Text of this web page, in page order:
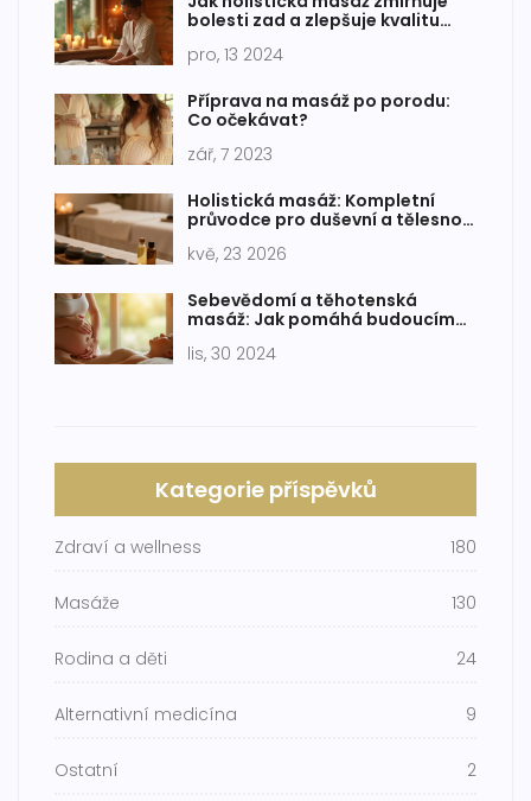
bolesti zad a zlepšuje kvalitu
pro, 13 2024
Příprava na masáž po porodu:
Co očekávat?
zář, 7 2023
Holistická masáž: Kompletní
průvodce pro duševní a tělesnou
kvě, 23 2026
Sebevědomí a těhotenská
masáž: Jak pomáhá budoucím
lis, 30 2024
Kategorie příspěvků
Zdraví a wellness 180
Masáže 130
Rodina a děti 24
Alternativní medicína 9
Ostatní 2